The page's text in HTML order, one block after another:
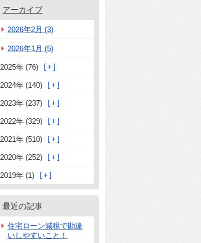
アーカイブ
2026年2月 (3)
2026年1月 (5)
2025年 (76)
2024年 (140)
2023年 (237)
2022年 (329)
2021年 (510)
2020年 (252)
2019年 (1)
最近の記事
住宅ローン減税で勘違
いしやすいこと！